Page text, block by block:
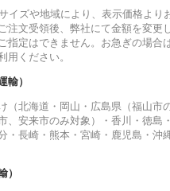
イズや地域により、表示価格より
注文受領後、弊社にて金額を変更
指定はできません。お急ぎの場合
用ください。
輸）
（北海道・岡山・広島県（福山市
、安来市のみ対象）・香川・徳島
・長崎・熊本・宮崎・鹿児島・沖
）